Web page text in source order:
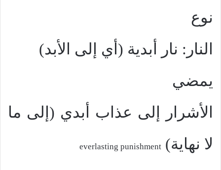
نوع
النار: نار أبدية (أي إلى الأبد)
يمضي
الأشرار إلى عذاب أبدي (إلى ما
لا نهاية) everlasting punishment